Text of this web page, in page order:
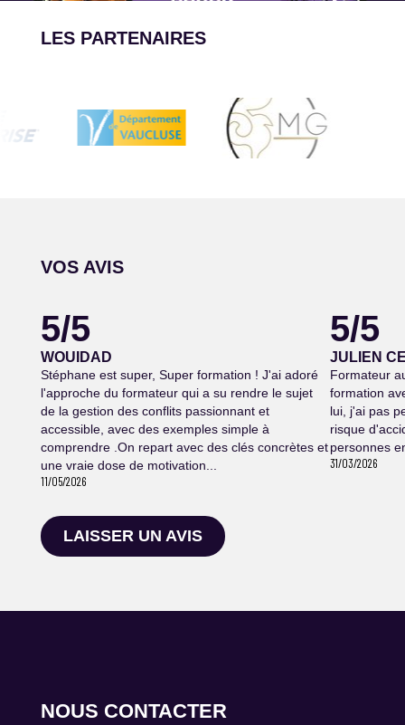
LES PARTENAIRES
VOS AVIS
5/5
WOUIDAD
Stéphane est super, Super formation ! J'ai adoré
l'approche du formateur qui a su rendre le sujet
de la gestion des conflits passionnant et
accessible, avec des exemples simple à
comprendre .On repart avec des clés concrètes et
une vraie dose de motivation...
11/05/2026
5/5
JULIEN
Formateur
formation
lui, j'ai pas
risque
personnes
31/03/2026
LAISSER UN AVIS
NOUS CONTACTER